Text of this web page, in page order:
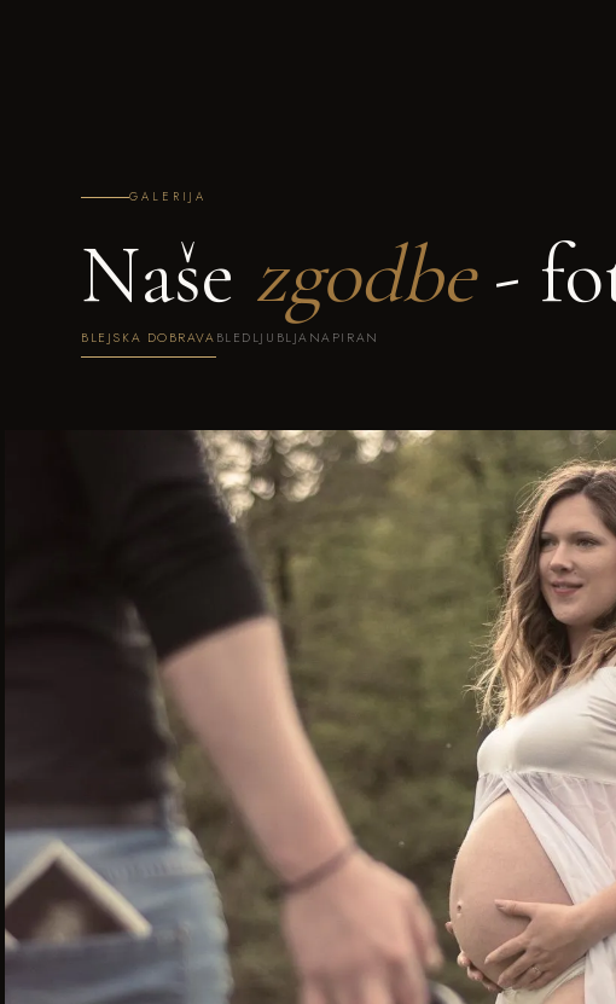
GALERIJA
Naše zgodbe-
BLEJSKA DOBRAVA BLED LJUBLJANA PIRAN